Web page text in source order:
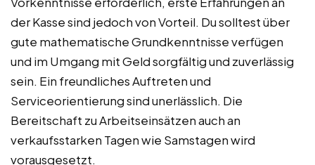
der Kasse sind jedoch von Vorteil. Du solltest über
gute mathematische Grundkenntnisse verfügen
und im Umgang mit Geld sorgfältig und zuverlässig
sein. Ein freundliches Auftreten und
Serviceorientierung sind unerlässlich. Die
Bereitschaft zu Arbeitseinsätzen auch an
verkaufsstarken Tagen wie Samstagen wird
vorausgesetzt.